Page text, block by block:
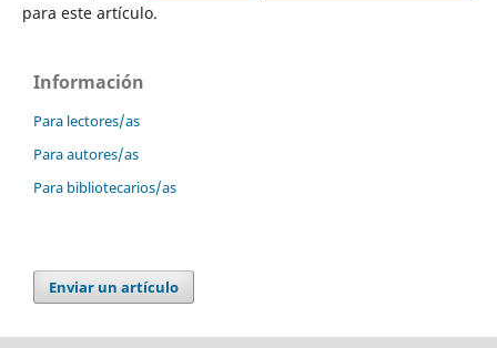
para este artículo.
Información
Para lectores/as
Para autores/as
Para bibliotecarios/as
Enviar un artículo